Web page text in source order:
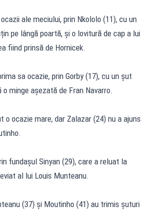
ale meciului, prin Nkololo (11), cu un
pe lângă poartă, și o lovitură de cap a lui
fiind prinsă de Hornicek.
sa ocazie, prin Gorby (17), cu un șut
o minge așezată de Fran Navarro.
o ocazie mare, dar Zalazar (24) nu a ajuns
fundașul Sinyan (29), care a reluat la
al lui Louis Munteanu.
(37) și Moutinho (41) au trimis șuturi